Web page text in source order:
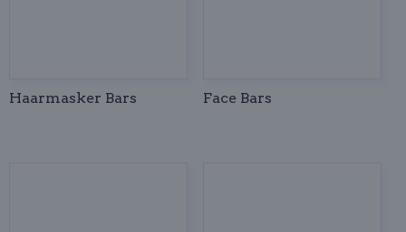
Haarmasker Bars Face Bars